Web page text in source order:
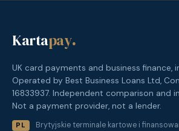
Kartapay.
UK card payments and business finance,
Operated by Best Business Loans Ltd,
16833937. Independent comparison and
Not a payment provider, not a lender.
PL
Brytyjskie terminale kartowe i